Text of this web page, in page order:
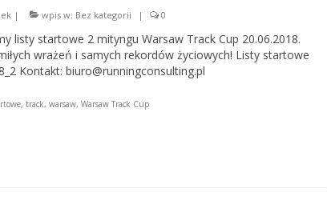
| wpis w: Bez kategorii | 0
listy startowe 2 mityngu Warsaw Track Cup 20.06.2018.
wrażeń i samych rekordów życiowych! Listy startowe
Kontakt: biuro@runningconsulting.pl
, track, warsaw, Warsaw Track Cup